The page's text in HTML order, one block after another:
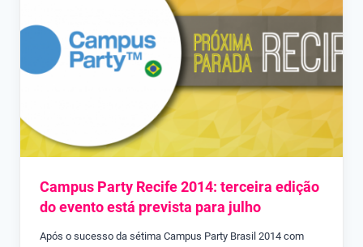
Campus Party Recife 2014: terceira edição
do evento está prevista para julho
Após o sucesso da sétima Campus Party Brasil 2014 com